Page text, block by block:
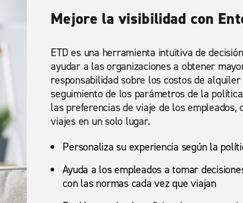
Mejore la visibilidad con
ETD es una herramienta intuitiva de
ayudar a las organizaciones a obtener
responsabilidad sobre los costos de
seguimiento de los parámetros de la
las preferencias de viaje de los
viajes en un solo lugar.
Personaliza su experiencia según la
Ayuda a los empleados a tomar
con las normas cada vez que viajan